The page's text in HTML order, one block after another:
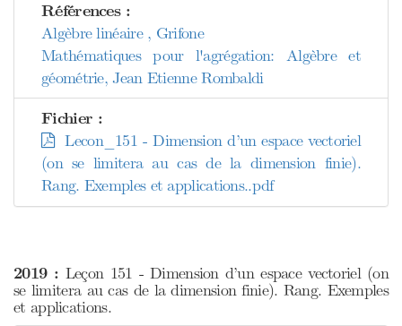
Références :
Algèbre linéaire , Grifone
Mathématiques pour l'agrégation: Algèbre et
géométrie, Jean Etienne Rombaldi
Fichier :
Lecon_151 - Dimension d’un espace vectoriel
(on se limitera au cas de la dimension finie).
Rang. Exemples et applications..pdf
2019 : Leçon 151 - Dimension d’un espace vectoriel (on
se limitera au cas de la dimension finie). Rang. Exemples
et applications.